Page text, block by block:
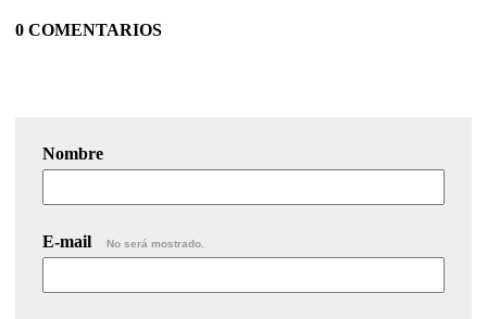
0 COMENTARIOS
Nombre
E-mail No será mostrado.